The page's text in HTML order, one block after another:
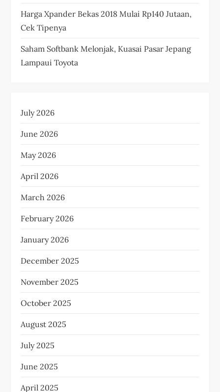
Harga Xpander Bekas 2018 Mulai Rp140 Jutaan,
Cek Tipenya
Saham Softbank Melonjak, Kuasai Pasar Jepang
Lampaui Toyota
July 2026
June 2026
May 2026
April 2026
March 2026
February 2026
January 2026
December 2025
November 2025
October 2025
August 2025
July 2025
June 2025
April 2025